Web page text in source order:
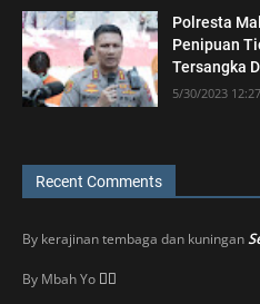
Polresta
Penipuan
Tersangka
5/30/2023
Recent Comments
By kerajinan tembaga dan kuningan
By Mbah Yo 👍🏼